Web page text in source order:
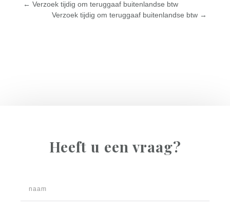
← Verzoek tijdig om teruggaaf buitenlandse btw
Verzoek tijdig om teruggaaf buitenlandse btw →
Heeft u een vraag?